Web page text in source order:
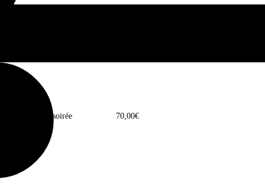
Participer à la soirée 70,00€